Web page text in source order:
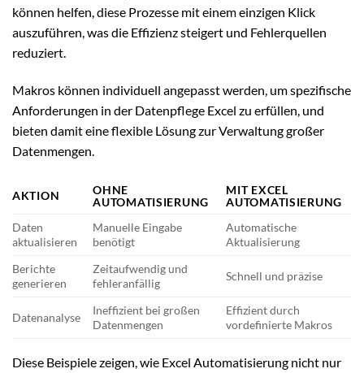
können helfen, diese Prozesse mit einem einzigen Klick
auszuführen, was die Effizienz steigert und Fehlerquellen
reduziert.
Makros können individuell angepasst werden, um spezifische
Anforderungen in der Datenpflege Excel zu erfüllen, und
bieten damit eine flexible Lösung zur Verwaltung großer
Datenmengen.
AKTION
OHNE
AUTOMATISIERUNG
MIT EXCEL
AUTOMATISIERUNG
Daten
aktualisieren
Manuelle Eingabe
benötigt
Automatische
Aktualisierung
Berichte
generieren
Zeitaufwendig und
fehleranfällig
Schnell und präzise
Datenanalyse
Ineffizient bei großen
Datenmengen
Effizient durch
vordefinierte Makros
Diese Beispiele zeigen, wie Excel Automatisierung nicht nur